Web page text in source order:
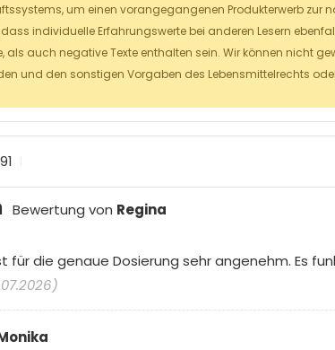
um einen vorangegangenen Produkterwerb
dass individuelle Erfahrungswerte bei anderen Lesern
als auch negative Texte enthalten sein. Wir können nicht
und den sonstigen Vorgaben des Lebensmittelrechts
Bewertung von Regina
die genaue Dosierung sehr angenehm. Es